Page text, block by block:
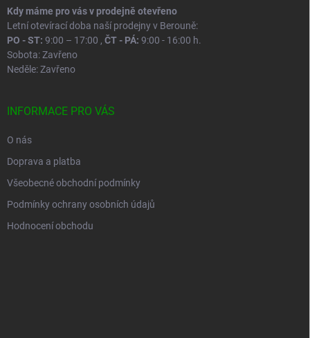
Kdy máme pro vás v prodejně otevřeno
Letní otevírací doba naší prodejny v Berouně:
PO - ST: 9:00 – 17:00 , ČT - PÁ: 9:00 - 16:00 h.
Sobota: Zavřeno
Neděle: Zavřeno
INFORMACE PRO VÁS
O nás
Doprava a platba
Všeobecné obchodní podmínky
Podmínky ochrany osobních údajů
Hodnocení obchodu